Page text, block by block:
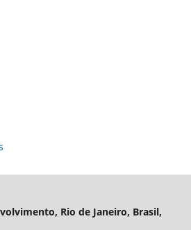
Rio de Janeiro, Brasil,